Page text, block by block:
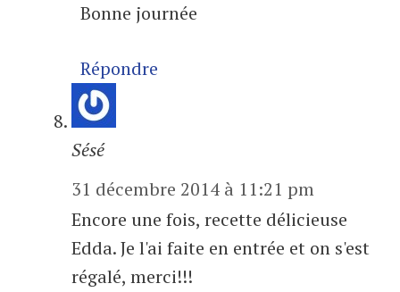
Bonne journée
Répondre
Sésé
31 décembre 2014 à 11:21 pm
Encore une fois, recette délicieuse
Edda. Je l'ai faite en entrée et on s'est
régalé, merci!!!